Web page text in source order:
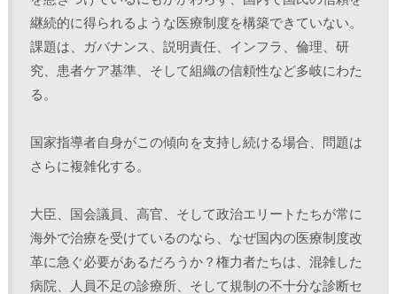
継続的に得られるような医療制度を構築できていない。
課題は、ガバナンス、説明責任、インフラ、倫理、研
究、患者ケア基準、そして組織の信頼性など多岐にわた
る。
国家指導者自身がこの傾向を支持し続ける場合、問題は
さらに複雑化する。
大臣、国会議員、高官、そして政治エリートたちが常に
海外で治療を受けているのなら、なぜ国内の医療制度改
革に急ぐ必要があるだろうか？権力者たちは、混雑した
病院、人員不足の診療所、そして規制の不十分な診断セ